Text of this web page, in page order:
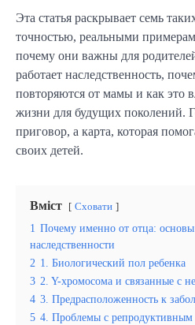
Эта статья раскрывает семь
точностью, реальными
почему они важны для
работает наследственность,
повторяются от мамы и как это
жизни для будущих поколений.
приговор, а карта, которая
своих детей.
Вміст Сховати
1 Почему именно от отца: основы
наследственности
2 1. Биологический пол ребенка
3 2. Y-хромосома и связанные с
4 3. Предрасположенность к
5 4. Проблемы с репродуктивным